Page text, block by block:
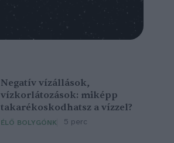
Negatív vízállások,
vízkorlátozások: miképp
takarékoskodhatsz a vízzel?
ÉLŐ BOLYGÓNK 5 perc